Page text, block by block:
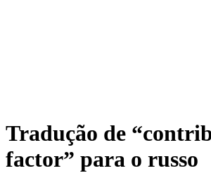
Tradução de
factor” para o russo